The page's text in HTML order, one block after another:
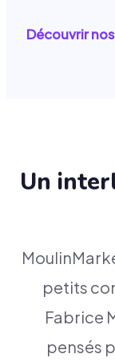
Découvrir nos
Un
petits
Fabrice
pensés